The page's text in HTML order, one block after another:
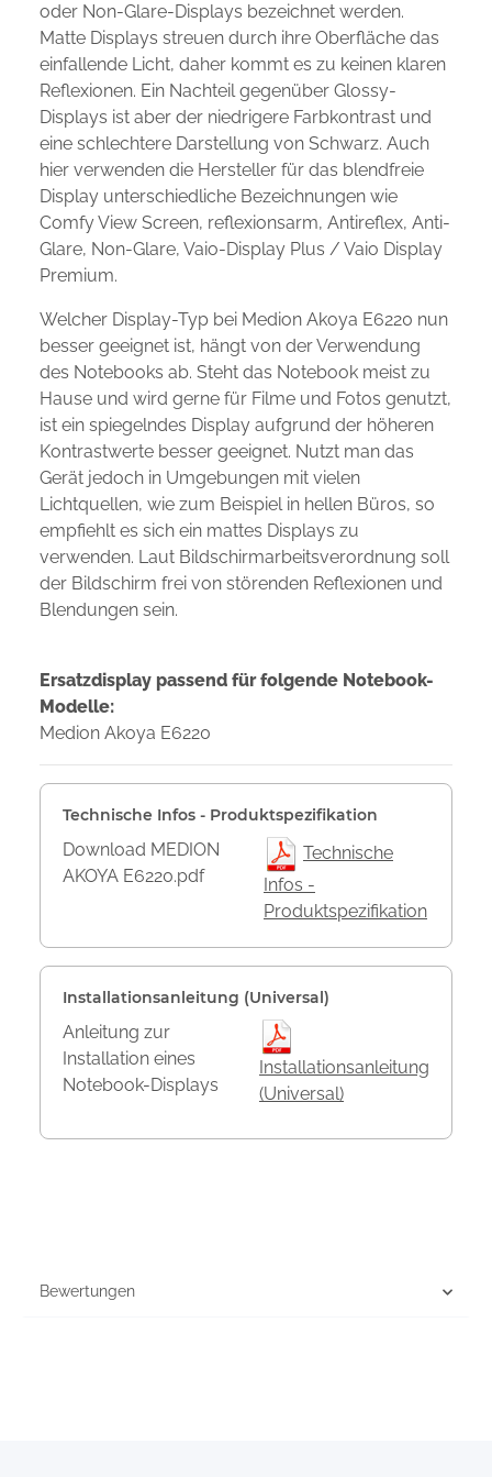
oder Non-Glare-Displays bezeichnet werden.
Matte Displays streuen durch ihre Oberfläche das
einfallende Licht, daher kommt es zu keinen klaren
Reflexionen. Ein Nachteil gegenüber Glossy-
Displays ist aber der niedrigere Farbkontrast und
eine schlechtere Darstellung von Schwarz. Auch
hier verwenden die Hersteller für das blendfreie
Display unterschiedliche Bezeichnungen wie
Comfy View Screen, reflexionsarm, Antireflex, Anti-
Glare, Non-Glare, Vaio-Display Plus / Vaio Display
Premium.
Welcher Display-Typ bei Medion Akoya E6220 nun
besser geeignet ist, hängt von der Verwendung
des Notebooks ab. Steht das Notebook meist zu
Hause und wird gerne für Filme und Fotos genutzt,
ist ein spiegelndes Display aufgrund der höheren
Kontrastwerte besser geeignet. Nutzt man das
Gerät jedoch in Umgebungen mit vielen
Lichtquellen, wie zum Beispiel in hellen Büros, so
empfiehlt es sich ein mattes Displays zu
verwenden. Laut Bildschirmarbeitsverordnung soll
der Bildschirm frei von störenden Reflexionen und
Blendungen sein.
Ersatzdisplay passend für folgende Notebook-
Modelle:
Medion Akoya E6220
Technische Infos - Produktspezifikation
Download MEDION
AKOYA E6220.pdf
Technische
Infos -
Produktspezifikation
Installationsanleitung (Universal)
Anleitung zur
Installation eines
Notebook-Displays
Installationsanleitung
(Universal)
Bewertungen